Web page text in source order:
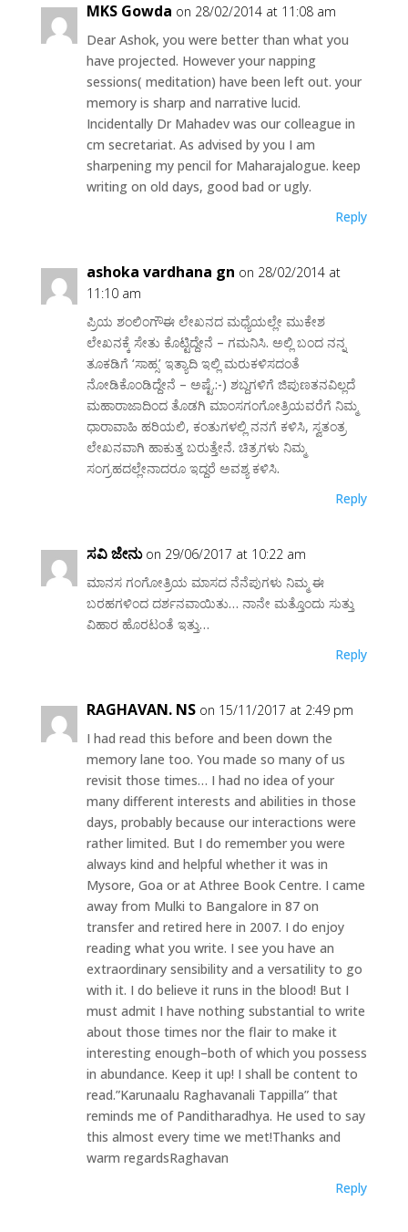
MKS Gowda on 28/02/2014 at 11:08 am
Dear Ashok, you were better than what you
have projected. However your napping
sessions( meditation) have been left out. your
memory is sharp and narrative lucid.
Incidentally Dr Mahadev was our colleague in
cm secretariat. As advised by you I am
sharpening my pencil for Maharajalogue. keep
writing on old days, good bad or ugly.
Reply
ashoka vardhana gn on 28/02/2014 at
11:10 am
ಪ್ರಿಯ ಶಂಲಿಂಗೌಈ ಲೇಖನದ ಮಧ್ಯೆಯಲ್ಲೇ ಮುಕೇಶ
ಲೇಖನಕ್ಕೆ ಸೇತು ಕೊಟ್ಟಿದ್ದೇನೆ – ಗಮನಿಸಿ. ಅಲ್ಲಿ ಬಂದ ನನ್ನ
ತೂಕಡಿಗೆ ‘ಸಾಹ್ಸ’ ಇತ್ಯಾದಿ ಇಲ್ಲಿ ಮರುಕಳಿಸದಂತೆ
ನೋಡಿಕೊಂಡಿದ್ದೇನೆ – ಅಷ್ಟೆ.:-) ಶಬ್ದಗಳಿಗೆ ಜಿಪುಣತನವಿಲ್ಲದೆ
ಮಹಾರಾಜಾದಿಂದ ತೊಡಗಿ ಮಾಂಸಗಂಗೋತ್ರಿಯವರೆಗೆ ನಿಮ್ಮ
ಧಾರಾವಾಹಿ ಹರಿಯಲಿ, ಕಂತುಗಳಲ್ಲಿ ನನಗೆ ಕಳಿಸಿ, ಸ್ವತಂತ್ರ
ಲೇಖನವಾಗಿ ಹಾಕುತ್ತ ಬರುತ್ತೇನೆ. ಚಿತ್ರಗಳು ನಿಮ್ಮ
ಸಂಗ್ರಹದಲ್ಲೇನಾದರೂ ಇದ್ದರೆ ಅವಶ್ಯ ಕಳಿಸಿ.
Reply
ಸವಿ ಜೇನು on 29/06/2017 at 10:22 am
ಮಾನಸ ಗಂಗೋತ್ರಿಯ ಮಾಸದ ನೆನೆಪುಗಳು ನಿಮ್ಮ ಈ
ಬರಹಗಳಿಂದ ದರ್ಶನವಾಯಿತು… ನಾನೇ ಮತ್ತೊಂದು ಸುತ್ತು
ವಿಹಾರ ಹೊರಟಂತೆ ಇತ್ತು…
Reply
RAGHAVAN. NS on 15/11/2017 at 2:49 pm
I had read this before and been down the
memory lane too. You made so many of us
revisit those times… I had no idea of your
many different interests and abilities in those
days, probably because our interactions were
rather limited. But I do remember you were
always kind and helpful whether it was in
Mysore, Goa or at Athree Book Centre. I came
away from Mulki to Bangalore in 87 on
transfer and retired here in 2007. I do enjoy
reading what you write. I see you have an
extraordinary sensibility and a versatility to go
with it. I do believe it runs in the blood! But I
must admit I have nothing substantial to write
about those times nor the flair to make it
interesting enough–both of which you possess
in abundance. Keep it up! I shall be content to
read.”Karunaalu Raghavanali Tappilla” that
reminds me of Panditharadhya. He used to say
this almost every time we met!Thanks and
warm regardsRaghavan
Reply